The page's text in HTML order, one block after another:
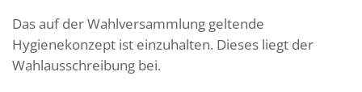
Das auf der Wahlversammlung geltende
Hygienekonzept ist einzuhalten. Dieses liegt der
Wahlausschreibung bei.